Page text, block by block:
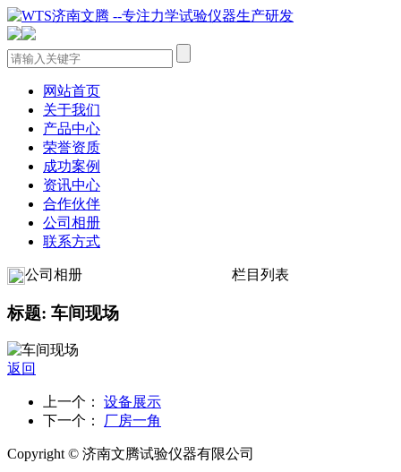
网站首页
关于我们
产品中心
荣誉资质
成功案例
资讯中心
合作伙伴
公司相册
联系方式
公司相册 栏目列表
标题: 车间现场
返回
上一个： 设备展示
下一个： 厂房一角
Copyright © 济南文腾试验仪器有限公司